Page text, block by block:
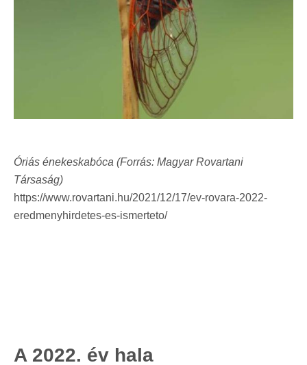
Óriás énekeskabóca (Forrás: Magyar Rovartani
Társaság)
https://www.rovartani.hu/2021/12/17/ev-rovara-2022-
eredmenyhirdetes-es-ismerteto/
A 2022. év hala